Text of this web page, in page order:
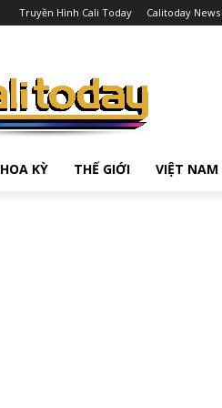
Truyền Hình Cali Today Calitoday News
HOA KỲ THẾ GIỚI VIỆT NAM